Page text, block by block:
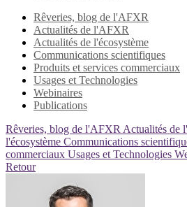
Rêveries, blog de l'AFXR
Actualités de l'AFXR
Actualités de l'écosystème
Communications scientifiques
Produits et services commerciaux
Usages et Technologies
Webinaires
Publications
Rêveries, blog de l'AFXR Actualités de
l'écosystème Communications
commerciaux Usages et Technologies
Retour